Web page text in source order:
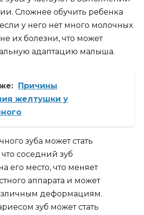
Сложнее обучить ребенка
у него нет много молочных
их болезни, что может
адаптацию малыша.
Причины
желтушки у
зуба может стать
соседний зуб
его место, что меняет
аппарата и может
деформациям.
зуб может стать